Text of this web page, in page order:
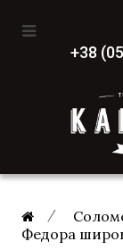
+38
Федора